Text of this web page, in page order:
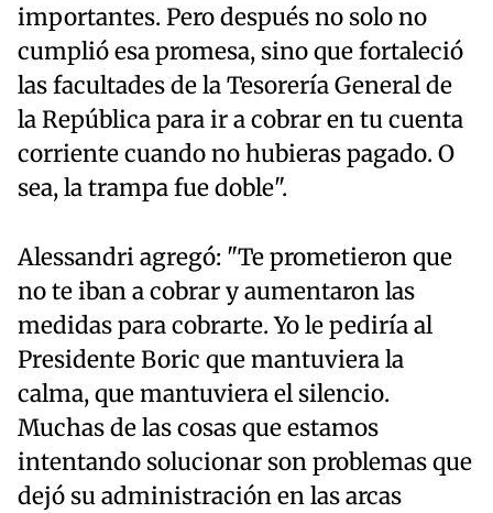
importantes. Pero después no solo no
cumplió esa promesa, sino que fortaleció
las facultades de la Tesorería General de
la República para ir a cobrar en tu cuenta
corriente cuando no hubieras pagado. O
sea, la trampa fue doble".
Alessandri agregó: "Te prometieron que
no te iban a cobrar y aumentaron las
medidas para cobrarte. Yo le pediría al
Presidente Boric que mantuviera la
calma, que mantuviera el silencio.
Muchas de las cosas que estamos
intentando solucionar son problemas que
dejó su administración en las arcas